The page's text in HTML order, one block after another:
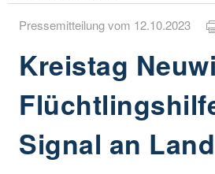
Pressemitteilung vom 12.10.2023
Kreistag
Signal an